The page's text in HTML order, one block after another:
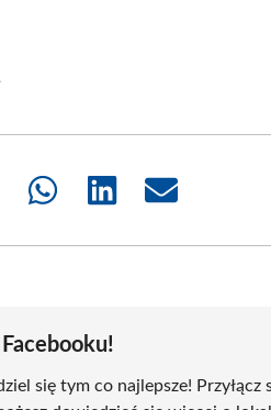
Share
Share
Share
Facebooku!
się tym co najlepsze! Przyłącz